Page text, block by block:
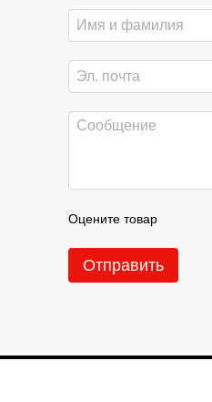
Оцените товар
Отправить